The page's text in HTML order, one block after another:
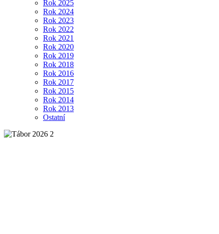
Rok 2025
Rok 2024
Rok 2023
Rok 2022
Rok 2021
Rok 2020
Rok 2019
Rok 2018
Rok 2016
Rok 2017
Rok 2015
Rok 2014
Rok 2013
Ostatní